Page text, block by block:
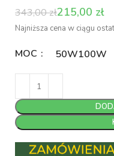
343,00zł215,00 zł
Najniższa cena w ciągu
MOC 50W100W